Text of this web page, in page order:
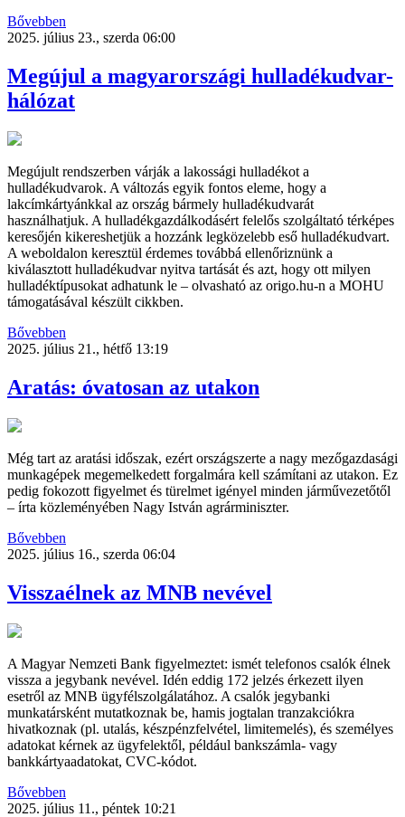
Bővebben
2025. július 23., szerda 06:00
Megújul a magyarországi hulladékudvar-
hálózat
Megújult rendszerben várják a lakossági hulladékot a
hulladékudvarok. A változás egyik fontos eleme, hogy a
lakcímkártyánkkal az ország bármely hulladékudvarát
használhatjuk. A hulladékgazdálkodásért felelős szolgáltató térképes
keresőjén kikereshetjük a hozzánk legközelebb eső hulladékudvart.
A weboldalon keresztül érdemes továbbá ellenőriznünk a
kiválasztott hulladékudvar nyitva tartását és azt, hogy ott milyen
hulladéktípusokat adhatunk le – olvasható az origo.hu-n a MOHU
támogatásával készült cikkben.
Bővebben
2025. július 21., hétfő 13:19
Aratás: óvatosan az utakon
Még tart az aratási időszak, ezért országszerte a nagy mezőgazdasági
munkagépek megemelkedett forgalmára kell számítani az utakon. Ez
pedig fokozott figyelmet és türelmet igényel minden járművezetőtől
– írta közleményében Nagy István agrárminiszter.
Bővebben
2025. július 16., szerda 06:04
Visszaélnek az MNB nevével
A Magyar Nemzeti Bank figyelmeztet: ismét telefonos csalók élnek
vissza a jegybank nevével. Idén eddig 172 jelzés érkezett ilyen
esetről az MNB ügyfélszolgálatához. A csalók jegybanki
munkatársként mutatkoznak be, hamis jogtalan tranzakciókra
hivatkoznak (pl. utalás, készpénzfelvétel, limitemelés), és személyes
adatokat kérnek az ügyfelektől, például bankszámla- vagy
bankkártyaadatokat, CVC-kódot.
Bővebben
2025. július 11., péntek 10:21